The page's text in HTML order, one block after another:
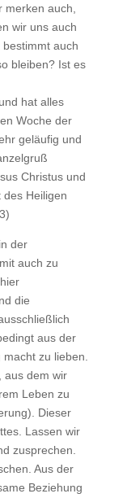
auch,
wir uns auch
auch
bleiben? Ist es
hat alles
Woche der
geläufig und
Christus und
Heiligen
der
auch zu
die
aus der
zu lieben.
aus dem wir
Leben zu
Dieser
Lassen wir
zusprechen.
Aus der
Beziehung